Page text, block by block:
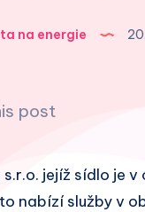
na energie
post
jejíž sídlo je
nabízí služby v